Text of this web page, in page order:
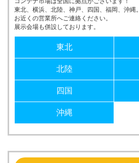
東北、横浜、北陸、神戸、四国、福岡、沖縄。
お近くの営業所へご連絡ください。
展示会場も併設しております。
東北
北陸
四国
沖縄